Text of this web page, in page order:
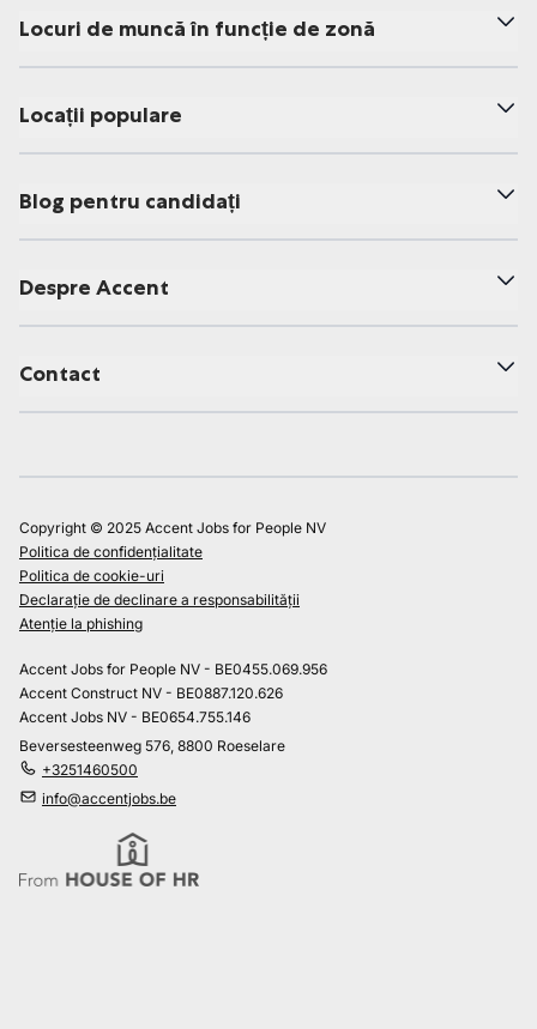
Locuri de muncă în funcție de zonă
Locații populare
Blog pentru candidați
Despre Accent
Contact
Copyright © 2025 Accent Jobs for People NV
Politica de confidențialitate
Politica de cookie-uri
Declarație de declinare a responsabilității
Atenție la phishing
Accent Jobs for People NV - BE0455.069.956
Accent Construct NV - BE0887.120.626
Accent Jobs NV - BE0654.755.146
Beversesteenweg 576, 8800 Roeselare
+3251460500
info@accentjobs.be